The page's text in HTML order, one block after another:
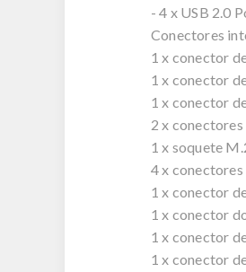
- 4 x USB 2.0
Conectores
1 x conector
1 x conector
1 x conector
2 x
1 x soquete
4 x conectores
1 x conector
1 x conector
1 x conector
1 x conector